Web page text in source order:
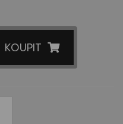
KOUPIT